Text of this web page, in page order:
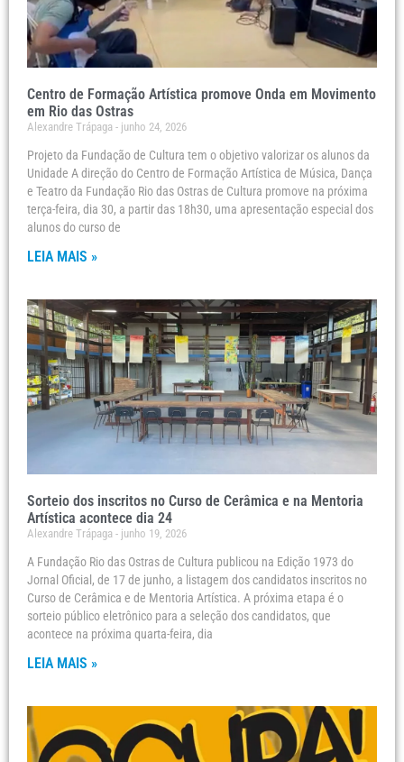
Centro de Formação Artística promove Onda em Movimento
em Rio das Ostras
Alexandre Trápaga junho 24, 2026
Projeto da Fundação de Cultura tem o objetivo valorizar os alunos da
Unidade A direção do Centro de Formação Artística de Música, Dança
e Teatro da Fundação Rio das Ostras de Cultura promove na próxima
terça-feira, dia 30, a partir das 18h30, uma apresentação especial dos
alunos do curso de
LEIA MAIS »
Sorteio dos inscritos no Curso de Cerâmica e na Mentoria
Artística acontece dia 24
Alexandre Trápaga junho 19, 2026
A Fundação Rio das Ostras de Cultura publicou na Edição 1973 do
Jornal Oficial, de 17 de junho, a listagem dos candidatos inscritos no
Curso de Cerâmica e de Mentoria Artística. A próxima etapa é o
sorteio público eletrônico para a seleção dos candidatos, que
acontece na próxima quarta-feira, dia
LEIA MAIS »